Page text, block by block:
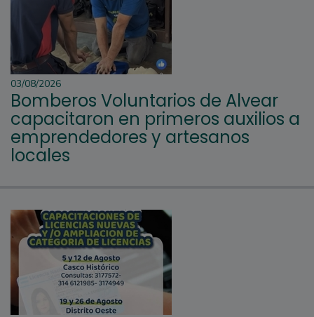
03/08/2026
Bomberos Voluntarios de Alvear
capacitaron en primeros auxilios a
emprendedores y artesanos
locales